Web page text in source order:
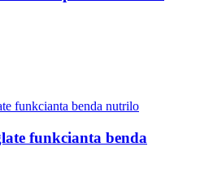
funkcianta benda